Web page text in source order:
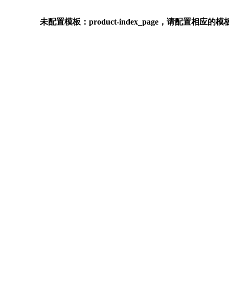
未配置模板：product-index_page，请配置相应的模